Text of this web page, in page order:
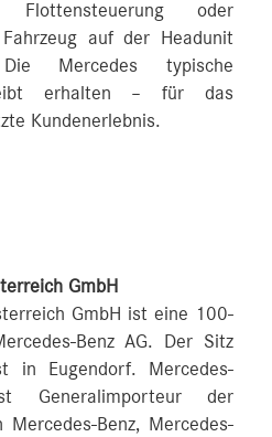
Flottensteuerung oder
auf der Headunit
Mercedes typische
erhalten – für das
Kundenerlebnis.
GmbH
GmbH ist eine 100-
Benz AG. Der Sitz
in Eugendorf. Mercedes-
Generalimporteur der
Benz, Mercedes-